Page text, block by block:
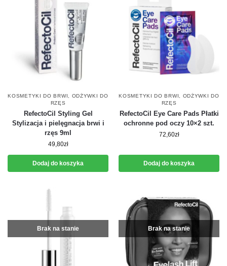
KOSMETYKI DO BRWI
ODŻYWKI DO
RZĘS
RefectoCil Styling Gel
Stylizacja i pielęgnacja brwi i
rzęs 9ml
49,80zł
Dodaj do koszyka
KOSMETYKI DO BRWI
ODŻYWKI DO
RZĘS
RefectoCil Eye Care Pads Płatki
ochronne pod oczy 10×2 szt.
72,60zł
Dodaj do koszyka
Brak na stanie Brak na stanie